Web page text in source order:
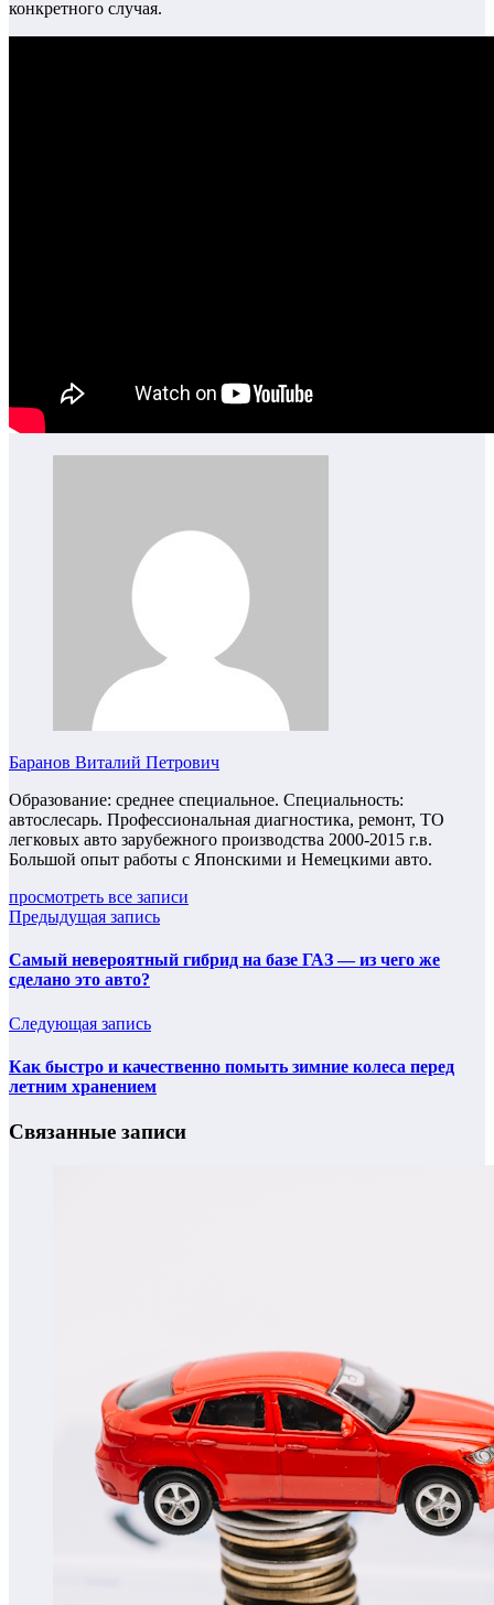
конкретного случая.
Баранов Виталий Петрович
Образование: среднее специальное. Специальность:
автослесарь. Профессиональная диагностика, ремонт, ТО
легковых авто зарубежного производства 2000-2015 г.в.
Большой опыт работы с Японскими и Немецкими авто.
просмотреть все записи
Предыдущая запись
Самый невероятный гибрид на базе ГАЗ — из чего же
сделано это авто?
Следующая запись
Как быстро и качественно помыть зимние колеса перед
летним хранением
Связанные записи